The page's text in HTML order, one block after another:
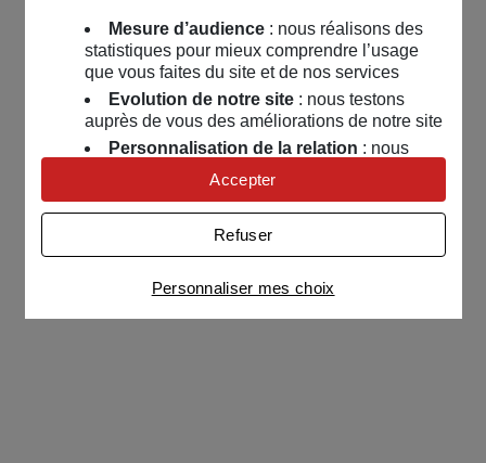
Mesure d’audience: nous réalisons des
statistiques pour mieux comprendre l’usage
que vous faites du site et de nos services
Evolution de notre site: nous testons
auprès de vous des améliorations de notre site
Personnalisation de la relation : nous
nous servons de cookies pour adapter nos
contenus et personnaliser nos offres
Univers publicitaire: nous utilisons avec
nos partenaires des cookies pour afficher des
publicités personnalisées
Connaître notre politique cookies et la liste de nos
partenaires
Personnaliser mes choix
Refuser
Accepter